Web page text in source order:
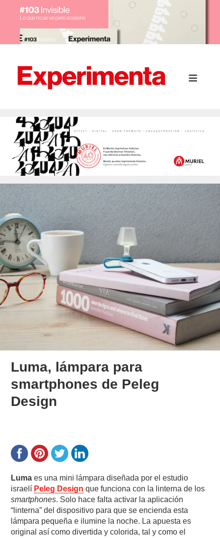
Luma, lámpara para
smartphones de Peleg
Design
Luma es una mini lámpara diseñada por el estudio
israelí Peleg Design que funciona con la linterna de los
smartphones. Solo hace falta activar la aplicación
“linterna” del dispositivo para que se encienda esta
lámpara pequeña e ilumine la noche. La apuesta es
original así como divertida y colorida, tal y como el